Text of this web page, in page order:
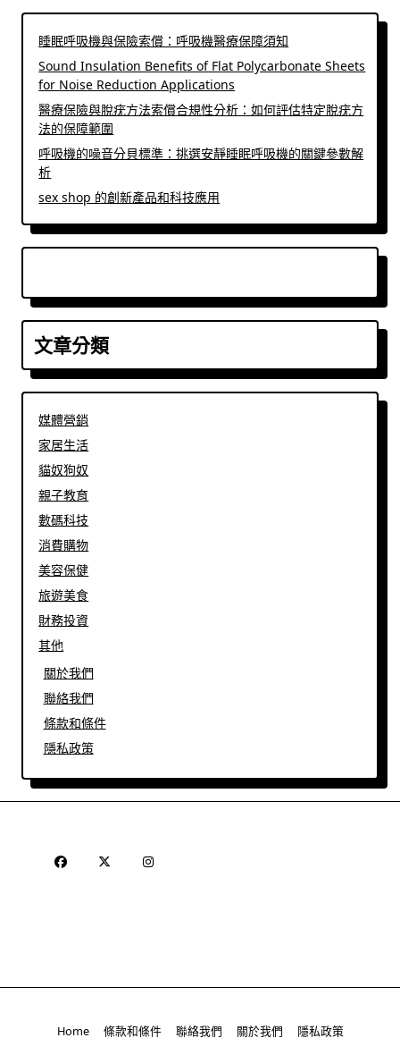
睡眠呼吸機與保險索償：呼吸機醫療保障須知
Sound Insulation Benefits of Flat Polycarbonate Sheets
for Noise Reduction Applications
醫療保險與脫疣方法索償合規性分析：如何評估特定脫疣方
法的保障範圍
呼吸機的噪音分貝標準：挑選安靜睡眠呼吸機的關鍵參數解
析
sex shop 的創新產品和科技應用
文章分類
媒體營銷
家居生活
貓奴狗奴
親子教育
數碼科技
消費購物
美容保健
旅遊美食
財務投資
其他
關於我們
聯絡我們
條款和條件
隱私政策
Home 條款和條件 聯絡我們 關於我們 隱私政策